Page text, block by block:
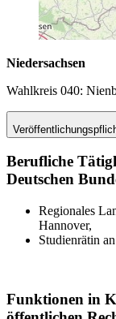
Niedersachsen
Wahlkreis 040:
Berufliche
Deutschen
Regionales
Hannover,
Studienrätin
Funktionen in